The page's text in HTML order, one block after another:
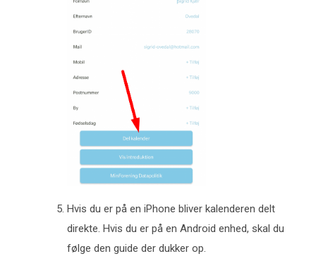
Hvis du er på en iPhone bliver kalenderen delt
direkte. Hvis du er på en Android enhed, skal du
følge den guide der dukker op.